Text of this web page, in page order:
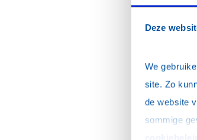
Deze
We
site. Zo
de website
De
Club